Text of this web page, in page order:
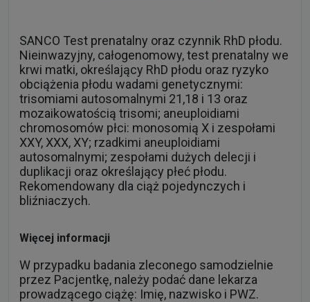
SANCO Test prenatalny oraz czynnik RhD płodu.
Nieinwazyjny, całogenomowy, test prenatalny we
krwi matki, określający RhD płodu oraz ryzyko
obciążenia płodu wadami genetycznymi:
trisomiami autosomalnymi 21,18 i 13 oraz
mozaikowatością trisomi; aneuploidiami
chromosomów płci: monosomią X i zespołami
XXY, XXX, XY; rzadkimi aneuploidiami
autosomalnymi; zespołami dużych delecji i
duplikacji oraz określający płeć płodu.
Rekomendowany dla ciąż pojedynczych i
bliźniaczych.
Więcej informacji
W przypadku badania zleconego samodzielnie
przez Pacjentkę, należy podać dane lekarza
prowadzącego ciążę: Imię, nazwisko i PWZ.